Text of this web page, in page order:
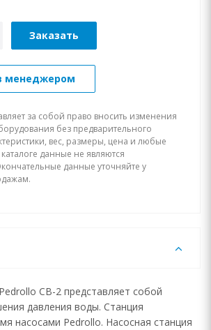
Заказать
менеджером
за собой право вносить изменения
без предварительного
вес, размеры, цена и любые
данные не являются
данные уточняйте у
CB-2 представляет собой
давления воды. Станция
насосами Pedrollo. Насосная станция